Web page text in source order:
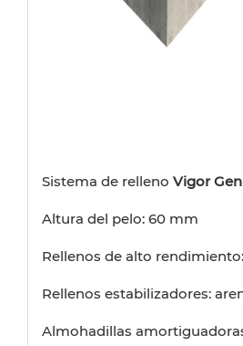
Sistema de relleno Vigor
Altura del pelo: 60 mm
Rellenos de alto
Rellenos estabilizadores:
Almohadillas